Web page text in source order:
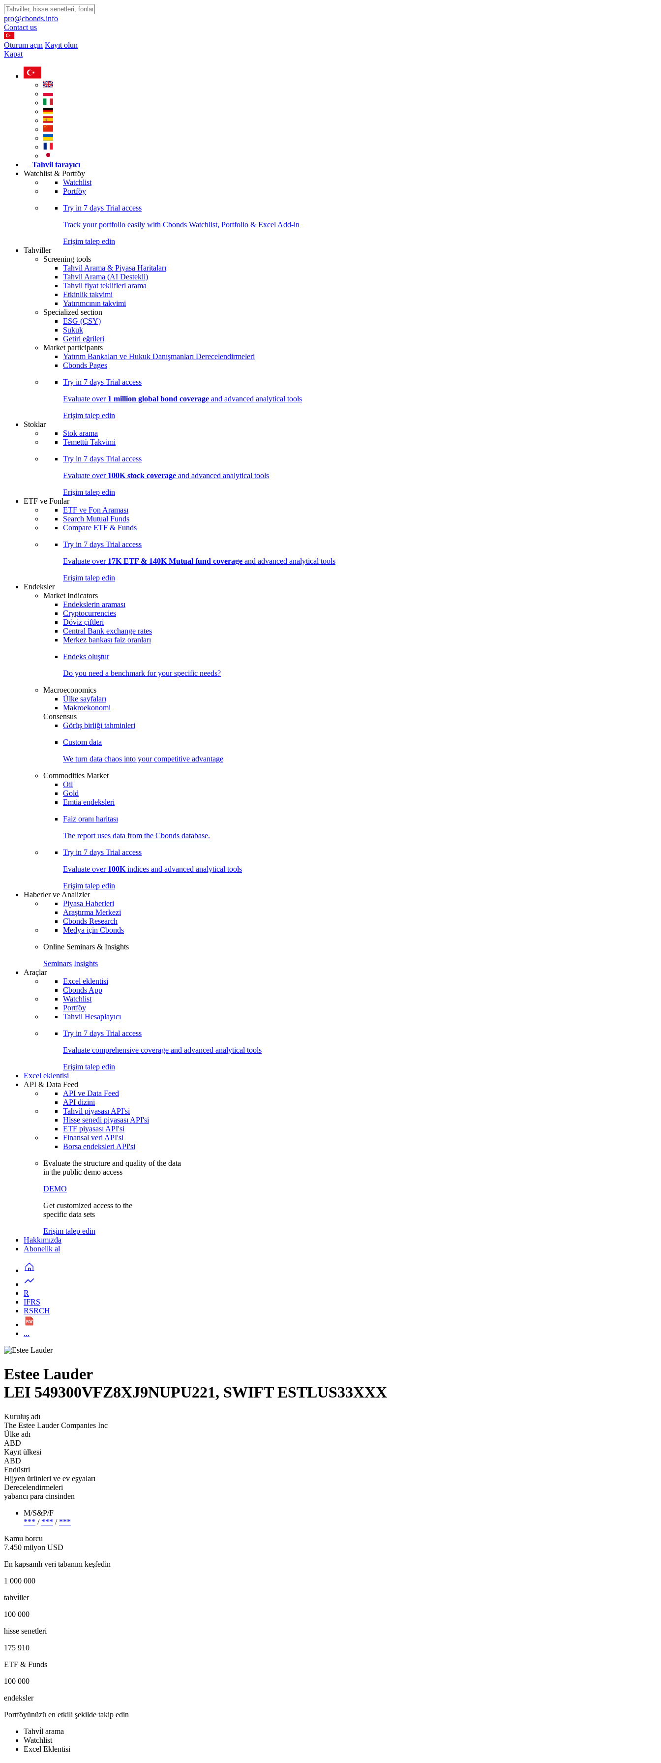
pro@cbonds.info
Contact us
Oturum açın Kayıt olun
Kapat
Tahvil tarayıcı
Watchlist & Portföy
Watchlist
Portföy
Try in 7 days Trial access
Track your portfolio easily with Cbonds Watchlist, Portfolio & Excel Add-in
Erişim talep edin
Tahviller
Screening tools
Tahvil Arama & Piyasa Haritaları
Tahvil Arama (AI Destekli)
Tahvil fiyat teklifleri arama
Etkinlik takvimi
Yatırımcının takvimi
Specialized section
ESG (ÇSY)
Sukuk
Getiri eğrileri
Market participants
Yatırım Bankaları ve Hukuk Danışmanları Derecelendirmeleri
Cbonds Pages
Try in 7 days Trial access
Evaluate over 1 million global bond coverage and advanced analytical tools
Erişim talep edin
Stoklar
Stok arama
Temettü Takvimi
Try in 7 days Trial access
Evaluate over 100K stock coverage and advanced analytical tools
Erişim talep edin
ETF ve Fonlar
ETF ve Fon Araması
Search Mutual Funds
Compare ETF & Funds
Try in 7 days Trial access
Evaluate over 17K ETF & 140K Mutual fund coverage and advanced analytical tools
Erişim talep edin
Endeksler
Market Indicators
Endekslerin araması
Cryptocurrencies
Döviz çiftleri
Central Bank exchange rates
Merkez bankası faiz oranları
Endeks oluştur
Do you need a benchmark for your specific needs?
Macroeconomics
Ülke sayfaları
Makroekonomi
Consensus
Görüş birliği tahminleri
Custom data
We turn data chaos into your competitive advantage
Commodities Market
Oil
Gold
Emtia endeksleri
Faiz oranı haritası
The report uses data from the Cbonds database.
Try in 7 days Trial access
Evaluate over 100K indices and advanced analytical tools
Erişim talep edin
Haberler ve Analizler
Piyasa Haberleri
Araştırma Merkezi
Cbonds Research
Medya için Cbonds
Online Seminars & Insights
Seminars Insights
Araçlar
Excel eklentisi
Cbonds App
Watchlist
Portföy
Tahvil Hesaplayıcı
Try in 7 days Trial access
Evaluate comprehensive coverage and advanced analytical tools
Erişim talep edin
Excel eklentisi
API & Data Feed
API ve Data Feed
API dizini
Tahvil piyasası API'si
Hisse senedi piyasası API'si
ETF piyasası API'si
Finansal veri API'si
Borsa endeksleri API'si
Evaluate the structure and quality of the data
in the public demo access
DEMO
Get customized access to the
specific data sets
Erişim talep edin
Hakkımızda
Abonelik al
R
IFRS
RSRCH
...
Estee Lauder
LEI 549300VFZ8XJ9NUPU221, SWIFT ESTLUS33XXX
Kuruluş adı
The Estee Lauder Companies Inc
Ülke adı
ABD
Kayıt ülkesi
ABD
Endüstri
Hijyen ürünleri ve ev eşyaları
Derecelendirmeleri
yabancı para cinsinden
M/S&P/F
*** / *** / ***
Kamu borcu
7.450 milyon USD
En kapsamlı veri tabanını keşfedin
1 000 000
tahvi̇ller
100 000
hisse senetleri
175 910
ETF & Funds
100 000
endeksler
Portföyünüzü en etkili şekilde takip edin
Tahvi̇l arama
Watchlist
Excel Eklentisi